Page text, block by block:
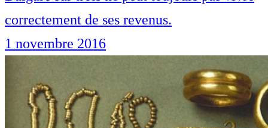
correctement de ses revenus.
1 novembre 2016